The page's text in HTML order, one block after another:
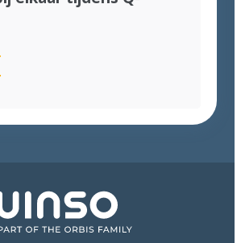
:
Handen
mouwen
elkaar
tijdens
Q-